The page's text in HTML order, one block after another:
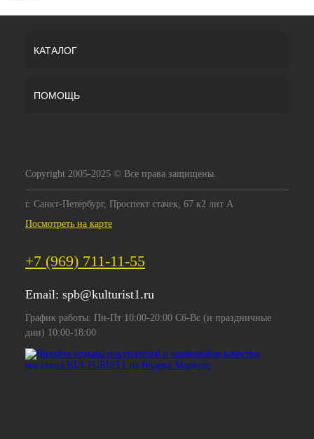
КАТАЛОГ
ПОМОЩЬ
Copyright 2005-2025 © Все права защищены.
г. Санкт-Петербург, Проспект стачек, 67 к2 лит А
Посмотреть на карте
+7 (969) 711-11-55
Email: spb@kulturist1.ru
График работы: Пн-Пт 10:00-20:00 Сб-Вс (и праздничные
дни) 10:00-18:00